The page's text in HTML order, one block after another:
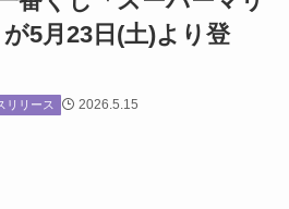
5月23日(土)より登
リリース 2026.5.15